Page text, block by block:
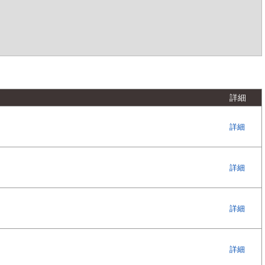
詳細
詳細
詳細
詳細
詳細